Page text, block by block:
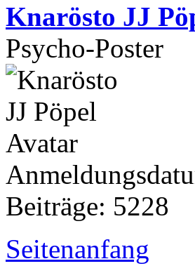
Knarösto JJ
Psycho-Poster
Beiträge: 5228
Seitenanfang